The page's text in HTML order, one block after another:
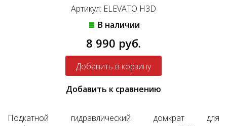
Артикул: ELEVATO H3D
В наличии
8 990 руб.
Добавить к сравнению
Подкатной гидравлический домкрат для